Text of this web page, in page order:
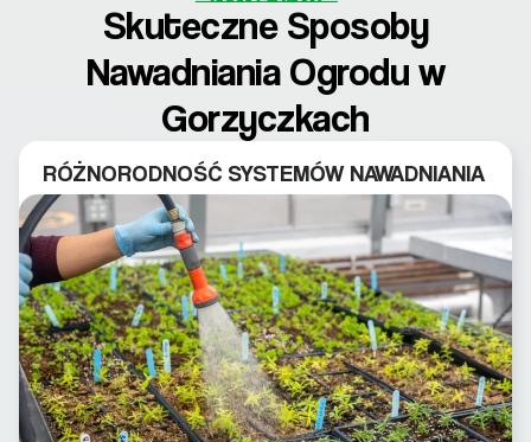
Skuteczne Sposoby
Nawadniania Ogrodu w
Gorzyczkach
RÓŻNORODNOŚĆ SYSTEMÓW NAWADNIANIA